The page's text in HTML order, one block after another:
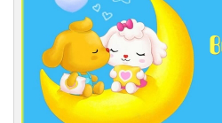
Felicitaciones días del año
Felicitaciones musicales
Entrar